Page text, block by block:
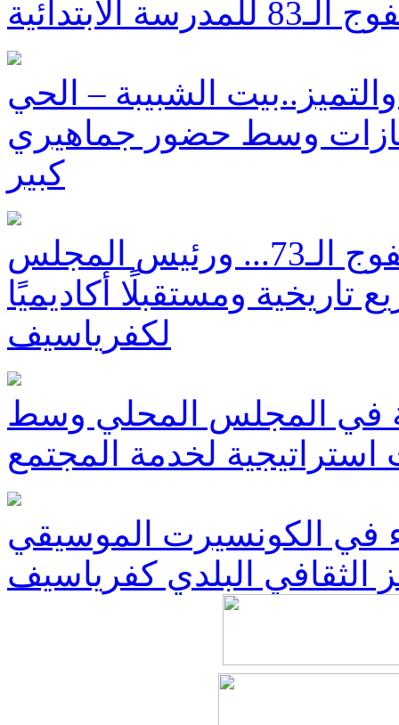
الشبيبة – الحي
وسط حضور جماهيري
كبير
مدرسة يني الثانوية تخرج الفوج الـ73... ورئيس المجلس
ومستقبلًا أكاديميًا
لكفرياسيف
في المجلس المحلي وسط
لخدمة المجتمع
في الكونسيرت الموسيقي
الثقافي البلدي كفرياسيف